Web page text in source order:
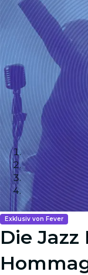
Exklusiv von Fever
Die Jazz